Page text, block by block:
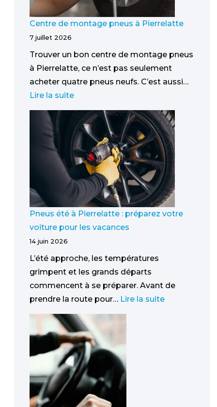
Centre de montage pneus à Pierrelatte
7 juillet 2026
Trouver un bon centre de montage pneus
à Pierrelatte, ce n’est pas seulement
acheter quatre pneus neufs. C’est aussi…
Lire la suite
Pneus été à Pierrelatte : préparez votre
voiture pour les vacances
14 juin 2026
L’été approche, les températures
grimpent et les grands départs
commencent à se préparer. Avant de
prendre la route pour… Lire la suite